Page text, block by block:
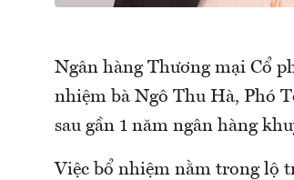
Ngân hàng Thương mại Cổ
nhiệm bà Ngô Thu Hà, Phó
sau gần 1 năm ngân hàng
Việc bổ nhiệm nằm trong lộ